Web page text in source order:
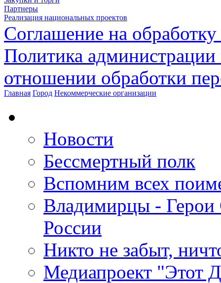
Партнеры
Реализация национальных проектов
Соглашение на
Политика
отношении обработки
Главная Город Некоммерческие организации
Новости
Бессмертный полк
Вспомним всех
Владимирцы - Герои
России
Никто не забыт,
Медиапроект "Этот